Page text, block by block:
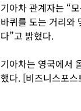
기아차 관계자는 “
바퀴를 도는 거리와
다”고 밝혔다.
기아차는 영국에서
했다. [비즈니스포